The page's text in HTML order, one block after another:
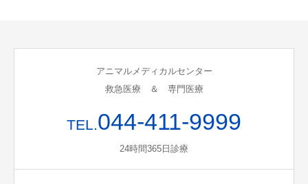
アニマルメディカルセンター
救急医療 ＆ 専門医療
TEL.044-411-9999
24時間365日診療